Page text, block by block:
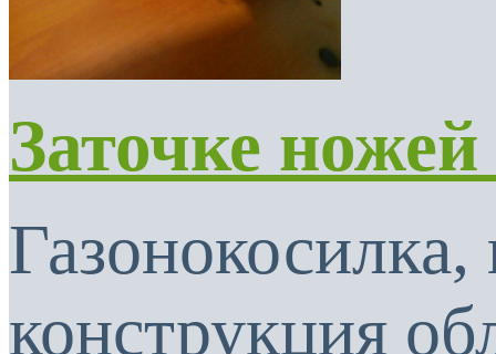
Заточке
конструкция